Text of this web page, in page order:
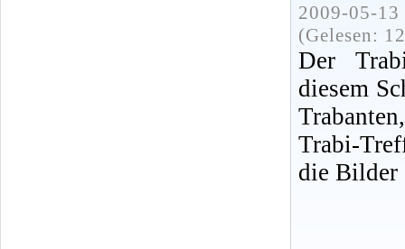
2009-05-
(Gelesen:
Der
diesem
Trabi-
die Bilder